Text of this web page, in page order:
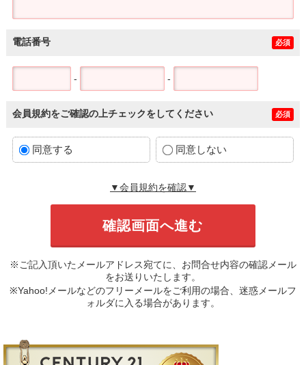
電話番号 必須
- -
会員規約をご確認の上チェックをしてください 必須
同意する 同意しない
▼会員規約を確認▼
※ご記入頂いたメールアドレス宛てに、お問合せ内容の確認メール
をお送りいたします。
※Yahoo!メールなどのフリーメールをご利用の場合、迷惑メールフ
ォルダに入る場合があります。